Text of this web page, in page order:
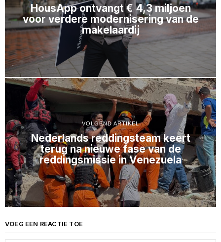
HousApp ontvangt € 4,3 miljoen
voor verdere modernisering van de
makelaardij
VOLGEND ARTIKEL
Nederlands reddingsteam keert
terug na nieuwe fase van de
reddingsmissie in Venezuela
VOEG EEN REACTIE TOE